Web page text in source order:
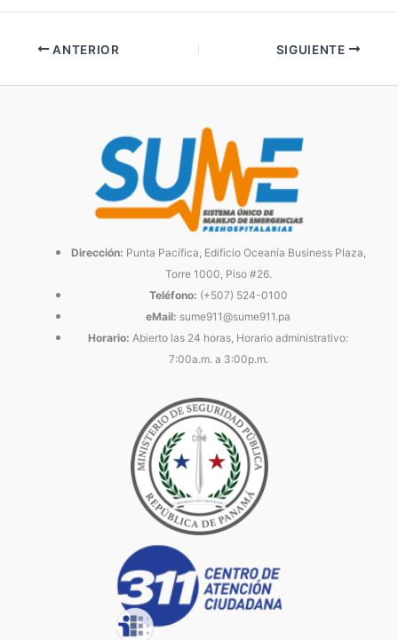
ANTERIOR SIGUIENTE
Dirección: Punta Pacífica, Edificio Oceanía Business Plaza,
Torre 1000, Piso #26.
Teléfono: (+507) 524-0100
eMail: sume911@sume911.pa
Horario: Abierto las 24 horas, Horario administrativo:
7:00a.m. a 3:00p.m.